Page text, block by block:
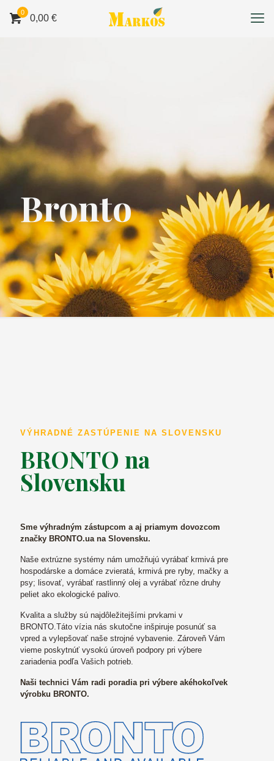
0
0,00 €
Bronto
VÝHRADNÉ ZASTÚPENIE NA SLOVENSKU
BRONTO na
Slovensku
Sme výhradným zástupcom a aj priamym dovozcom
značky BRONTO.ua na Slovensku.
Naše extrúzne systémy nám umožňujú vyrábať krmivá pre
hospodárske a domáce zvieratá, krmivá pre ryby, mačky a
psy; lisovať, vyrábať rastlinný olej a vyrábať rôzne druhy
peliet ako ekologické palivo.
Kvalita a služby sú najdôležitejšími prvkami v
BRONTO.Táto vízia nás skutočne inšpiruje posunúť sa
vpred a vylepšovať naše strojné vybavenie. Zároveň Vám
vieme poskytnúť vysokú úroveň podpory pri výbere
zariadenia podľa Vašich potrieb.
Naši technici Vám radi poradia pri výbere akéhokoľvek
výrobku BRONTO.